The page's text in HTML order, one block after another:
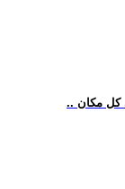
كل مكان